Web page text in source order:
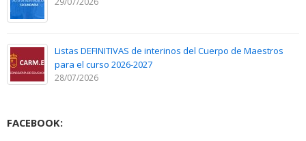
Listas DEFINITIVAS de interinos del Cuerpo de Maestros
para el curso 2026-2027
28/07/2026
FACEBOOK: